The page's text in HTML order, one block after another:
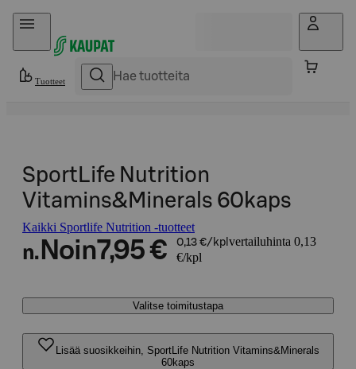
Hyppää sisältöön
Tuotteet
SportLife Nutrition
Vitamins&Minerals 60kaps
Kaikki Sportlife Nutrition -tuotteet
n. Noin7,95 € 0,13 €/kpl vertailuhinta 0,13
€/kpl
Valitse toimitustapa
Lisää suosikkeihin, SportLife Nutrition Vitamins&Minerals
60kaps